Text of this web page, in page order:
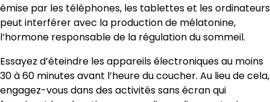
émise par les téléphones, les tablettes et les ordinateurs
peut interférer avec la production de mélatonine,
l’hormone responsable de la régulation du sommeil.
Essayez d’éteindre les appareils électroniques au moins
30 à 60 minutes avant l’heure du coucher. Au lieu de cela,
engagez-vous dans des activités sans écran qui